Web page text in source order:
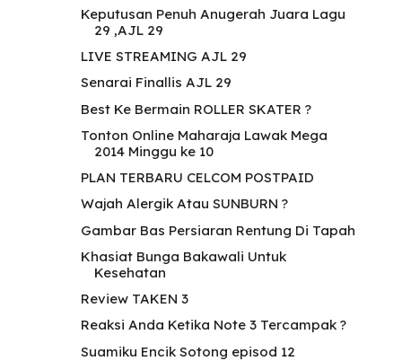
Keputusan Penuh Anugerah Juara Lagu
29 ,AJL 29
LIVE STREAMING AJL 29
Senarai Finallis AJL 29
Best Ke Bermain ROLLER SKATER ?
Tonton Online Maharaja Lawak Mega
2014 Minggu ke 10
PLAN TERBARU CELCOM POSTPAID
Wajah Alergik Atau SUNBURN ?
Gambar Bas Persiaran Rentung Di Tapah
Khasiat Bunga Bakawali Untuk
Kesehatan
Review TAKEN 3
Reaksi Anda Ketika Note 3 Tercampak ?
Suamiku Encik Sotong episod 12